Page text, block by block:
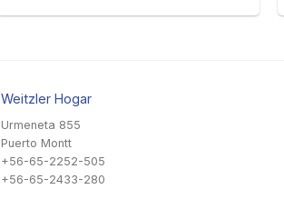
Weitzler Hogar
Urmeneta 855
Puerto Montt
+56-65-2252-505
+56-65-2433-280